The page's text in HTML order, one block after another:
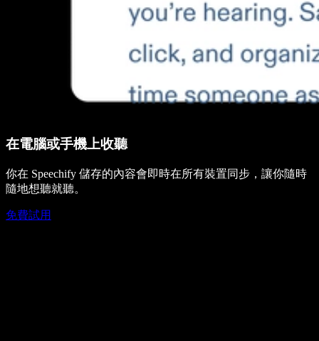
在電腦或手機上收聽
你在 Speechify 儲存的內容會即時在所有裝置同步，讓你隨時
隨地想聽就聽。
免費試用